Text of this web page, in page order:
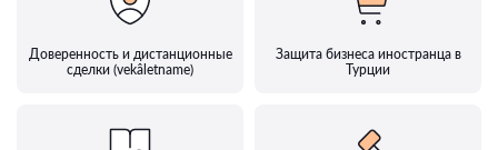
Доверенность и дистанционные
сделки (vekâletname)
Защита бизнеса иностранца в
Турции